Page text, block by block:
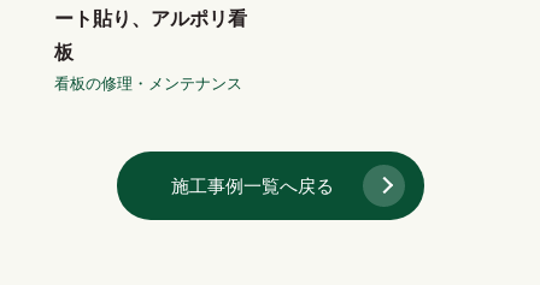
ート貼り、アルポリ看
板
看板の修理・メンテナンス
施工事例一覧へ戻る